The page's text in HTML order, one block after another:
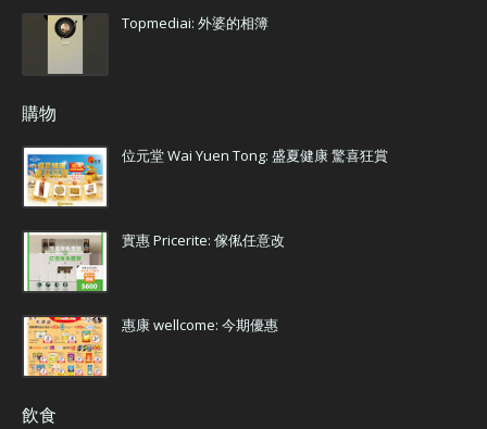
Topmediai: 外婆的相簿
購物
位元堂 Wai Yuen Tong: 盛夏健康 驚喜狂賞
實惠 Pricerite: 傢俬任意改
惠康 wellcome: 今期優惠
飲食